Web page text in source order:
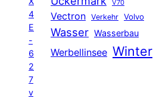
4
E
-
6
2
7
v
V70
Vectron Verkehr Volvo
Wasser Wasserbau
Werbellinsee Winter